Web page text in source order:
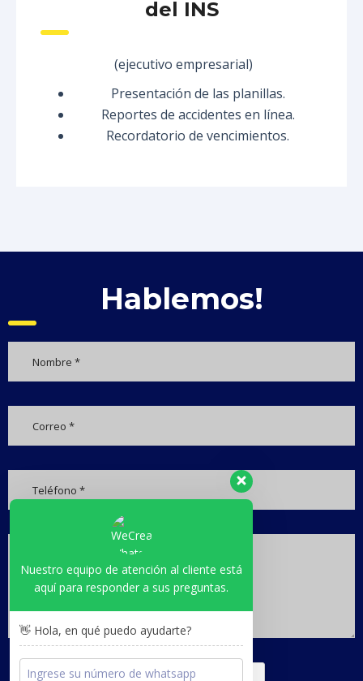
del INS
(ejecutivo empresarial)
Presentación de las planillas.
Reportes de accidentes en línea.
Recordatorio de vencimientos.
Hablemos!
Nuestro equipo de atención al cliente está
aquí para responder a sus preguntas.
👋 Hola, en qué puedo ayudarte?